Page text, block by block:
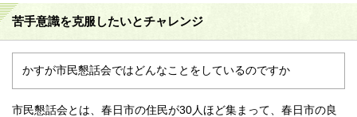
苦手意識を克服したいとチャレンジ
かすが市民懇話会ではどんなことをしているのですか
市民懇話会とは、春日市の住民が30人ほど集まって、春日市の良